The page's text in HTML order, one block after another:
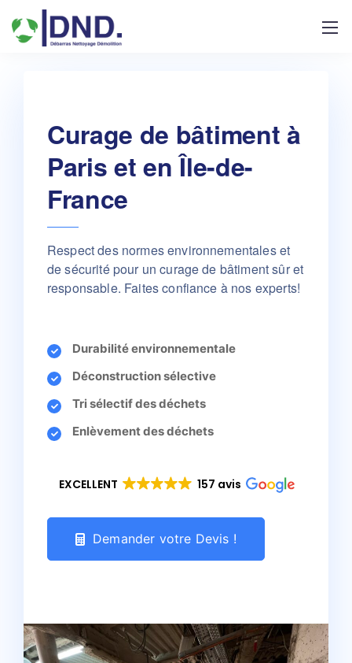
Curage de bâtiment à
Paris et en Île-de-
France
Respect des normes environnementales et
de sécurité pour un curage de bâtiment sûr et
responsable. Faites confiance à nos experts!
Durabilité environnementale
Déconstruction sélective
Tri sélectif des déchets
Enlèvement des déchets
EXCELLENT 157 avis
Demander votre Devis !